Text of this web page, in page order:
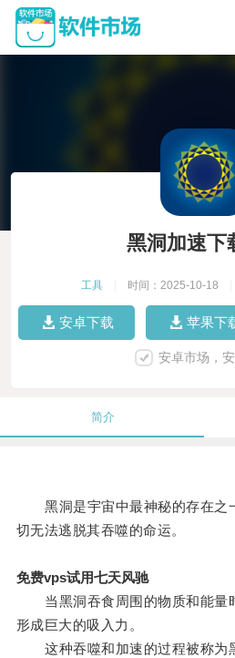
黑洞加速下
工具 时间：2025-10-18
安卓下载 苹果下
安卓市场，
简介
黑洞是宇宙中最神秘的存在之
切无法逃脱其吞噬的命运。
免费vps试用七天风驰
当黑洞吞食周围的物质和能量
形成巨大的吸入力。
这种吞噬和加速的过程被称为